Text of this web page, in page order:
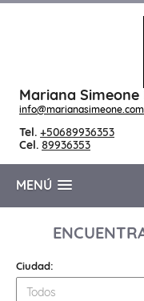
Mariana Simeone
info@marianasimeone.com
Tel. +50689936353
Cel. 89936353
MENÚ
Ciudad:
Todos